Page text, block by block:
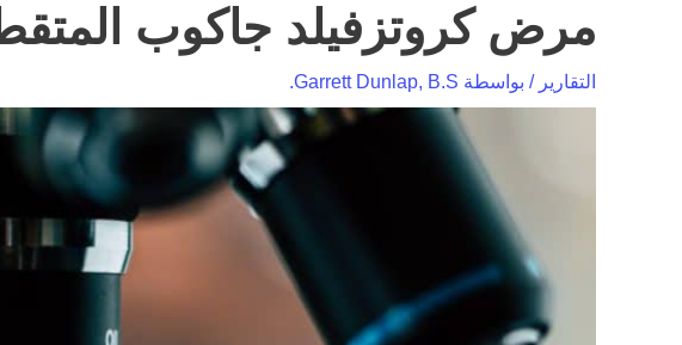
مرض كروتزفيلد جاكوب المتقطع
التقارير / بواسطة Garrett Dunlap, B.S.